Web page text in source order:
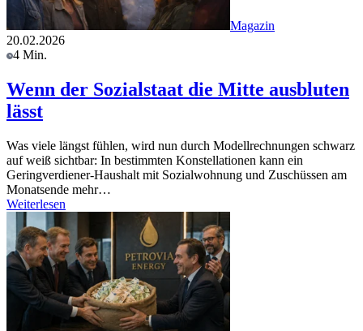
Magazin
20.02.2026
4 Min.
Wenn der Sozialstaat die Mitte ausbluten
lässt
Was viele längst fühlen, wird nun durch Modellrechnungen schwarz
auf weiß sichtbar: In bestimmten Konstellationen kann ein
Geringverdiener-Haushalt mit Sozialwohnung und Zuschüssen am
Monatsende mehr…
Weiterlesen